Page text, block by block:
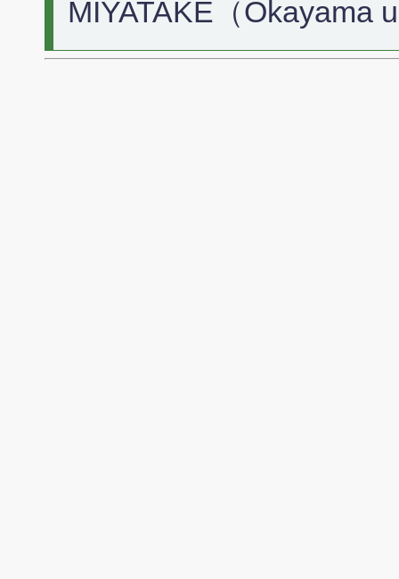
MIYATAKE（Okayama